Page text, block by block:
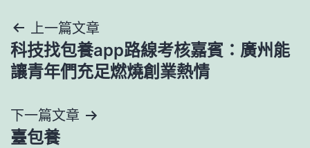
文
章
覽
上一篇文章
科技找包養app路線考核嘉賓：廣州能
讓青年們充足燃燒創業熱情
下一篇文章
臺包養